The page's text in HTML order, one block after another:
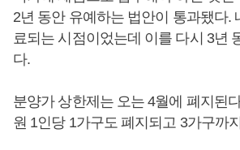
2년 동안 유예하는 법안이 통과됐다.
료되는 시점이었는데 이를 다시 3년
다.
분양가 상한제는 오는 4월에 폐지된
원 1인당 1가구도 폐지되고 3가구까